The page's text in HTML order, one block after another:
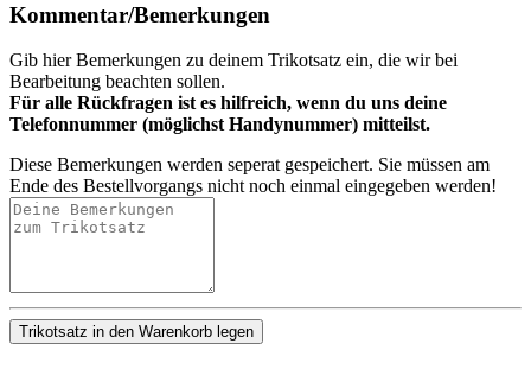
Kommentar/Bemerkungen
Gib hier Bemerkungen zu deinem Trikotsatz ein, die wir bei
Bearbeitung beachten sollen.
Für alle Rückfragen ist es hilfreich, wenn du uns deine
Telefonnummer (möglichst Handynummer) mitteilst.
Diese Bemerkungen werden seperat gespeichert. Sie müssen am
Ende des Bestellvorgangs nicht noch einmal eingegeben werden!
Trikotsatz in den Warenkorb legen